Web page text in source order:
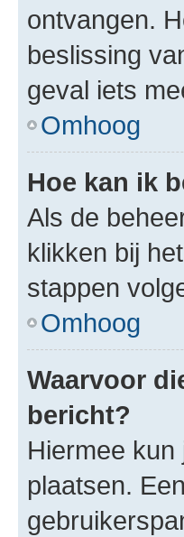
ontvangen.
beslissing
geval iets
Omhoog
Hoe kan ik
Als de
klikken bij
stappen
Omhoog
Waarvoor
bericht?
Hiermee
plaatsen.